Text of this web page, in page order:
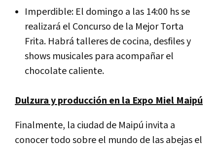
Imperdible: El domingo a las 14:00 hs se
realizará el Concurso de la Mejor Torta
Frita. Habrá talleres de cocina, desfiles y
shows musicales para acompañar el
chocolate caliente.
Dulzura y producción en la Expo Miel Maipú
Finalmente, la ciudad de Maipú invita a
conocer todo sobre el mundo de las abejas el